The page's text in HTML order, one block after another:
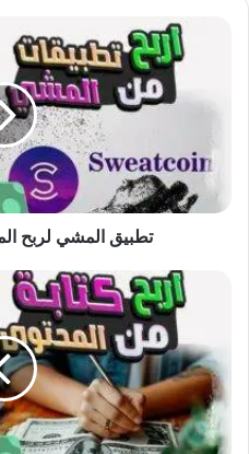
أكذوبة
تطبيق المشي لربح
الربح
من
الانترنت
من
خلال